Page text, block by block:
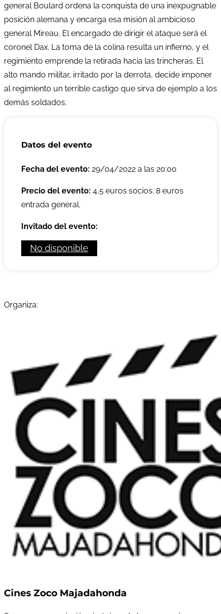
general Boulard ordena la conquista de una inexpugnable
posición alemana y encarga esa misión al ambicioso
general Mireau. El encargado de dirigir el ataque será el
coronel Dax. La toma de la colina resulta un infierno, y el
regimiento emprende la retirada hacia las trincheras. El
alto mando militar, irritado por la derrota, decide imponer
al regimiento un terrible castigo que sirva de ejemplo a los
demás soldados.
Datos del evento
Fecha del evento: 29/04/2022 a las 20:00
Precio del evento: 4,5 euros socios. 8 euros
entrada general.
Invitado del evento:
No disponible
Organiza:
Cines Zoco Majadahonda